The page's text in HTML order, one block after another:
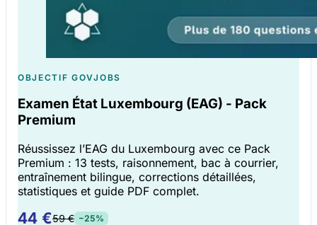
OBJECTIF GOVJOBS
Examen État Luxembourg (EAG) - Pack
Premium
Réussissez l’EAG du Luxembourg avec ce Pack
Premium : 13 tests, raisonnement, bac à courrier,
entraînement bilingue, corrections détaillées,
statistiques et guide PDF complet.
44 €59 € −25%